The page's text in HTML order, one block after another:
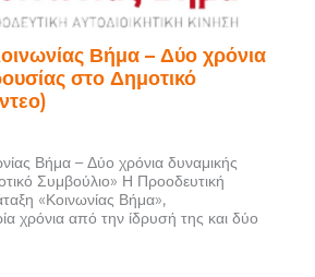
Βήμα – Δύο χρόνια
στο Δημοτικό
Βήμα – Δύο χρόνια δυναμικής
Συμβούλιο» Η Προοδευτική
«Κοινωνίας Βήμα»,
χρόνια από την ίδρυσή της και δύο